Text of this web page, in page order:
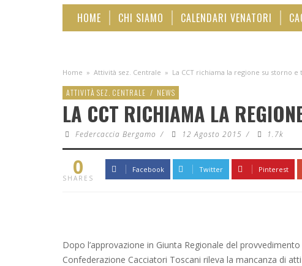
HOME CHI SIAMO CALENDARI VENATORI
Home » Attività sez. Centrale » La CCT richiama la regione su storno e
ATTIVITÀ SEZ. CENTRALE / NEWS
LA CCT RICHIAMA LA
Federcaccia Bergamo / 12 Agosto 2015 / 1.7k
0
SHARES
Facebook Twitter Pinterest
Dopo l’approvazione in Giunta Regionale del
Confederazione Cacciatori Toscani rileva la mancanza di